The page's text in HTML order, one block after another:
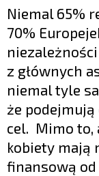
Niemal 65%
70%
z głównych
niemal tyle
że podejmują
cel. Mimo to,
kobiety mają
finansową od